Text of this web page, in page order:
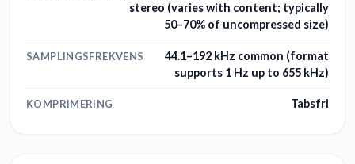
stereo (varies with content; typically
50–70% of uncompressed size)
SAMPLINGSFREKVENS
44.1–192 kHz common (format
supports 1 Hz up to 655 kHz)
KOMPRIMERING Tabsfri